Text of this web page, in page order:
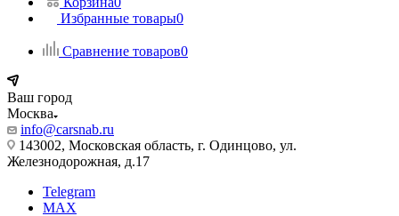
Избранные товары0
Сравнение товаров0
Ваш город
Москва
info@carsnab.ru
143002, Московская область, г. Одинцово, ул.
Железнодорожная, д.17
Telegram
MAX